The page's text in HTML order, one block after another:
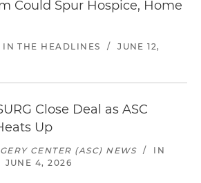
Could Spur Hospice, Home
IN THE HEADLINES /
JUNE 12,
Close Deal as ASC
Up
CENTER (ASC) NEWS /
IN
JUNE 4, 2026